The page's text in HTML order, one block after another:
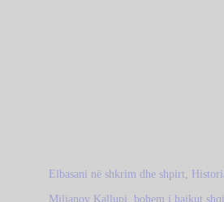
Elbasani në shkrim dhe shpirt,
Milianov Kallupi, bohem i haikut